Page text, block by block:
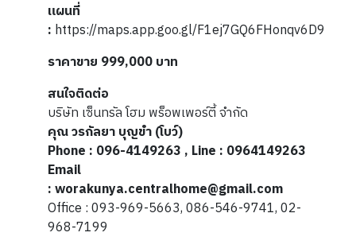
แผนที่
: https://maps.app.goo.gl/F1ej7GQ6FHonqv6D9
ราคาขาย 999,000 บาท
สนใจติดต่อ
บริษัท เซ็นทรัล โฮม พร็อพเพอร์ตี้ จำกัด
คุณ วรกัลยา บุญขำ (โบว์)
Phone : 096-4149263 , Line : 0964149263
Email
: worakunya.centralhome@gmail.com
Office : 093-969-5663, 086-546-9741, 02-
968-7199